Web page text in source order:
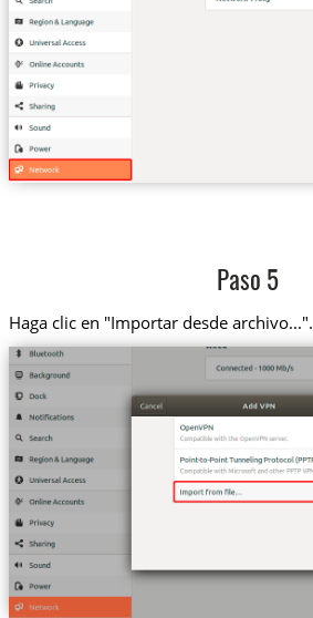
Paso 5
Haga clic en "Importar desde archivo...".